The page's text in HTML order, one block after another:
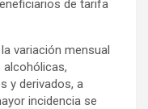
de tarifa
variación mensual
y derivados, a
incidencia se